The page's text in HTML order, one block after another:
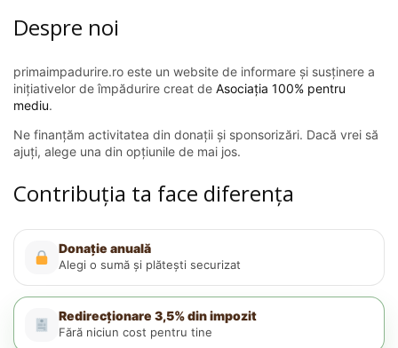
Despre noi
primaimpadurire.ro este un website de informare și susținere a
inițiativelor de împădurire creat de Asociația 100% pentru
mediu.
Ne finanțăm activitatea din donații și sponsorizări. Dacă vrei să
ajuți, alege una din opțiunile de mai jos.
Contribuția ta face diferența
Donație anuală
Alegi o sumă și plătești securizat
Redirecționare 3,5% din impozit
Fără niciun cost pentru tine